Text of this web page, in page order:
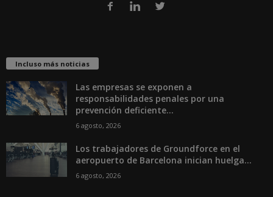
Incluso más noticias
Las empresas se exponen a
responsabilidades penales por una
prevención deficiente...
6 agosto, 2026
Los trabajadores de Groundforce en el
aeropuerto de Barcelona inician huelga...
6 agosto, 2026